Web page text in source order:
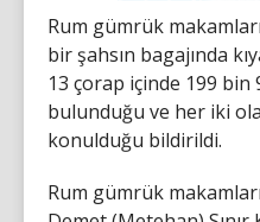
Rum gümrük
bir şahsın bagajında
13 çorap içinde 199
bulunduğu ve her iki
konulduğu bildirildi.
Rum gümrük